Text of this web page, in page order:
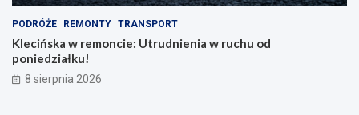
PODRÓŻE REMONTY TRANSPORT
Klecińska w remoncie: Utrudnienia w ruchu od
poniedziałku!
8 sierpnia 2026